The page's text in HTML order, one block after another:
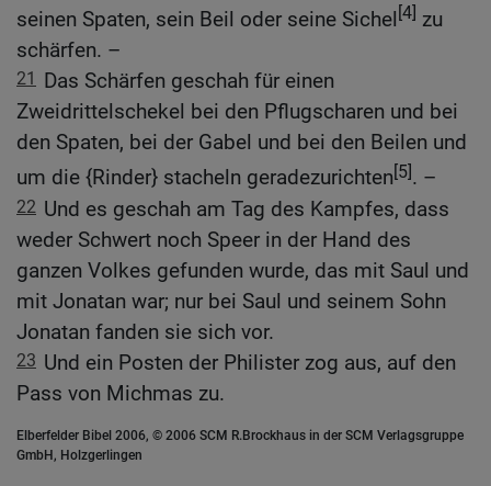
seinen Spaten, sein Beil oder seine Sichel [4] zu
schärfen. –
21
Das Schärfen geschah für einen
Zweidrittelschekel bei den Pflugscharen und bei
den Spaten, bei der Gabel und bei den Beilen und
um die {Rinder} stacheln geradezurichten[5]. –
22 Und es geschah am Tag des Kampfes, dass
weder Schwert noch Speer in der Hand des
ganzen Volkes gefunden wurde, das mit Saul und
mit Jonatan war; nur bei Saul und seinem Sohn
Jonatan fanden sie sich vor.
23 Und ein Posten der Philister zog aus, auf den
Pass von Michmas zu.
Elberfelder Bibel 2006, © 2006 SCM R.Brockhaus in der SCM Verlagsgruppe
GmbH, Holzgerlingen